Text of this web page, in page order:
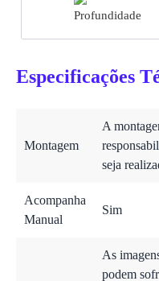
Especificações
Montagem
A
seja
Acompanha
Manual
Sim
As
podem